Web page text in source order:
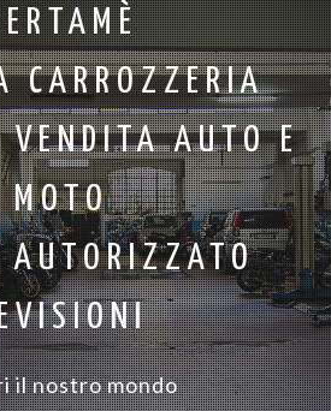
CARROZZERIA
VENDITA AUTO E
MOTO
AUTORIZZATO
il nostro mondo